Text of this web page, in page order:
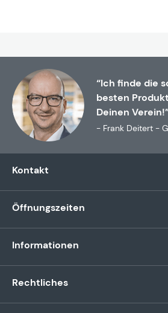
“Ich finde die
besten
Deinen
- Frank Deitert -
Kontakt
Öffnungszeiten
Informationen
Rechtliches